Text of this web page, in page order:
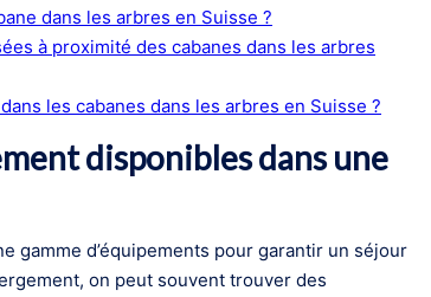
dans les arbres en Suisse ?
à proximité des cabanes dans les arbres
les cabanes dans les arbres en Suisse ?
disponibles dans une
gamme d’équipements pour garantir un séjour
on peut souvent trouver des